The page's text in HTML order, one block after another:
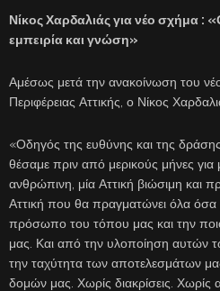
Νίκος Χαρδαλιάς για νέο σχήμα :
εμπειρία και γνώση»
Αμέσως μετά την ανακοίνωση του
Περιφέρειας Αττικής, ο Νίκος
«Οδηγός της ευθύνης και της
θέσαμε πριν από μερικούς μήνες για
ανθρώπινη, μία Αττική βιώσιμη και
Αττική που θα πραγματώνει όλα
πρόσωπο του τόπου μας και την
μας. Και από την υλοποίηση αυτών
την ταχύτητα των αποτελεσμάτων
δομών μας. Χωρίς διακρίσεις.